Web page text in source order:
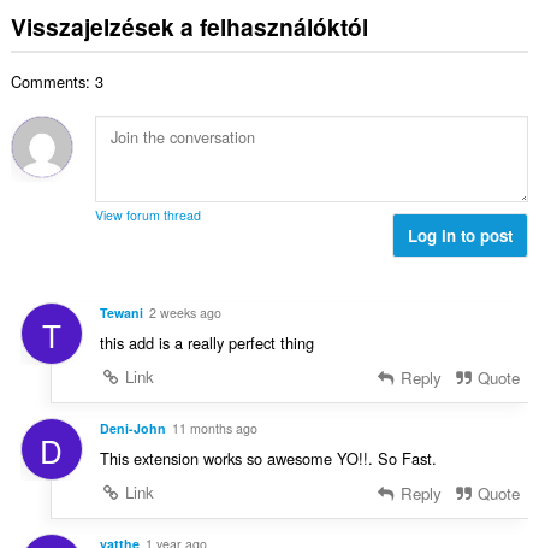
z
á
:
l
é
z
a
:
r
t
e
l
s
a
:
z
é
r
k
s
z
m
a
Visszajelzések a felhasználóktól
Comments: 3
View forum thread
Log in to post
T Tewani 2 weeks ago
this add is a really perfect thing
Link
Reply Quote
D Deni-John 11 months ago
This extension works so awesome YO!!. So Fast.
Link
Reply Quote
yatthe 1 year ago